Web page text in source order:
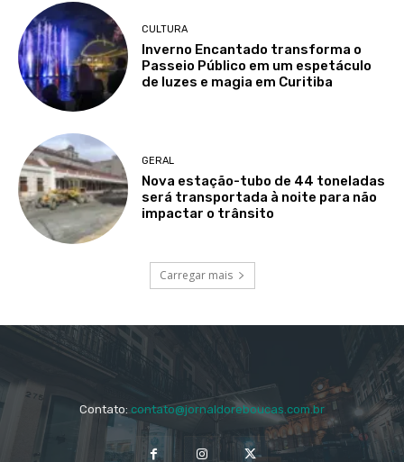
CULTURA
Inverno Encantado transforma o
Passeio Público em um espetáculo
de luzes e magia em Curitiba
GERAL
Nova estação-tubo de 44 toneladas
será transportada à noite para não
impactar o trânsito
Carregar mais
Contato: contato@jornaldoreboucas.com.br